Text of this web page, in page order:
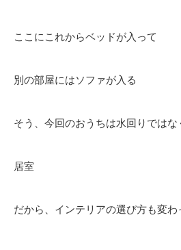
ここにこれからベッドが入って
別の部屋にはソファが入る
そう、今回のおうちは水回りではな
居室
だから、インテリアの選び方も変わ